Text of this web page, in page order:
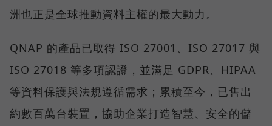
洲也正是全球推動資料主權的最大動力。
QNAP 的產品已取得 ISO 27001、ISO 27017 與
ISO 27018 等多項認證，並滿足 GDPR、HIPAA
等資料保護與法規遵循需求；累積至今，已售出
約數百萬台裝置，協助企業打造智慧、安全的儲